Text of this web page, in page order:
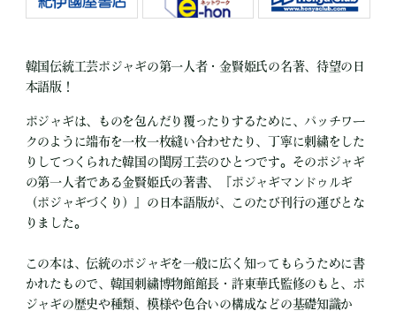
韓国伝統工芸ポジャギの第一人者・金賢姫氏の名著、待望の日
本語版！
ポジャギは、ものを包んだり覆ったりするために、パッチワー
クのように端布を一枚一枚縫い合わせたり、丁寧に刺繍をした
りしてつくられた韓国の閨房工芸のひとつです。そのポジャギ
の第一人者である金賢姫氏の著書、『ポジャギマンドゥルギ
（ポジャギづくり）』の日本語版が、このたび刊行の運びとな
りました。
この本は、伝統のポジャギを一般に広く知ってもらうために書
かれたもので、韓国刺繍博物館館長・許東華氏監修のもと、ポ
ジャギの歴史や種類、模様や色合いの構成などの基礎知識か